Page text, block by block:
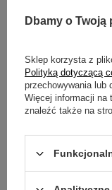
Potrzebujesz
dla innych.
Cedrus
184045100
Dbamy o
Sklep korzysta z
Polityką dotyczącą
przechowywania lub
Więcej informacji na
znaleźć także na